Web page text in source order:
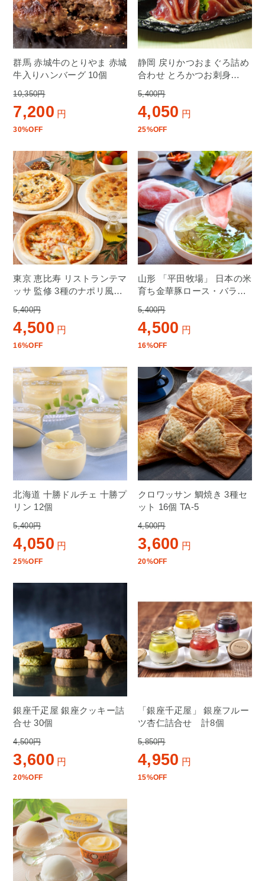
群馬 赤城牛のとりやま 赤城
牛入りハンバーグ 10個
10,350円
7,200 円
30%OFF
静岡 戻りかつおまぐろ詰め
合わせ とろかつお刺身
刺身140g×3
5,400円
4,050 円
25%OFF
東京 恵比寿 リストランテマ
ッサ 監修 3種のナポリ風ピ
5,400円
4,500 円
16%OFF
山形 「平田牧場」 日本の米
育ち金華豚ロース・バラし
5,400円
4,500 円
16%OFF
北海道 十勝ドルチェ 十勝プ
リン 12個
5,400円
4,050 円
25%OFF
クロワッサン 鯛焼き 3種セ
ット 16個 TA-5
4,500円
3,600 円
20%OFF
銀座千疋屋 銀座クッキー詰
合せ 30個
4,500円
3,600 円
20%OFF
「銀座千疋屋」 銀座フルー
ツ杏仁詰合せ 計8個
5,850円
4,950 円
15%OFF